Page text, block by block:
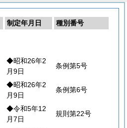
制定年月日
種別番号
◆昭和26年2
月9日
条例第5号
◆昭和26年2
月9日
条例第6号
◆令和5年12
月7日
規則第22号